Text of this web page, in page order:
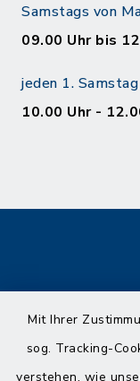
Mit Ihrer
sog. Tracking-
verstehen, wie
Samstags von
09.00 Uhr bis
jeden 1.
10.00 Uhr -